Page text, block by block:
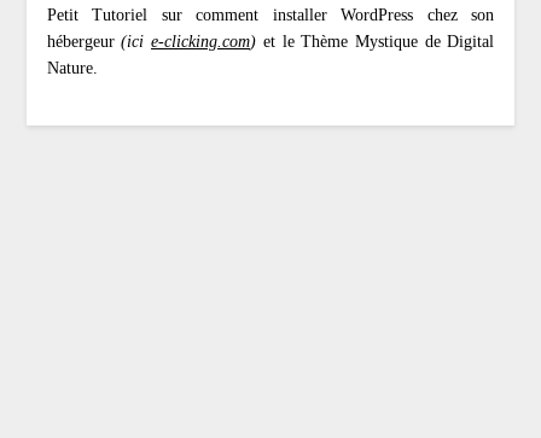
Petit Tutoriel sur comment installer WordPress chez son
hébergeur(icie-clicking.com) et le Thème Mystique de Digital
Nature.